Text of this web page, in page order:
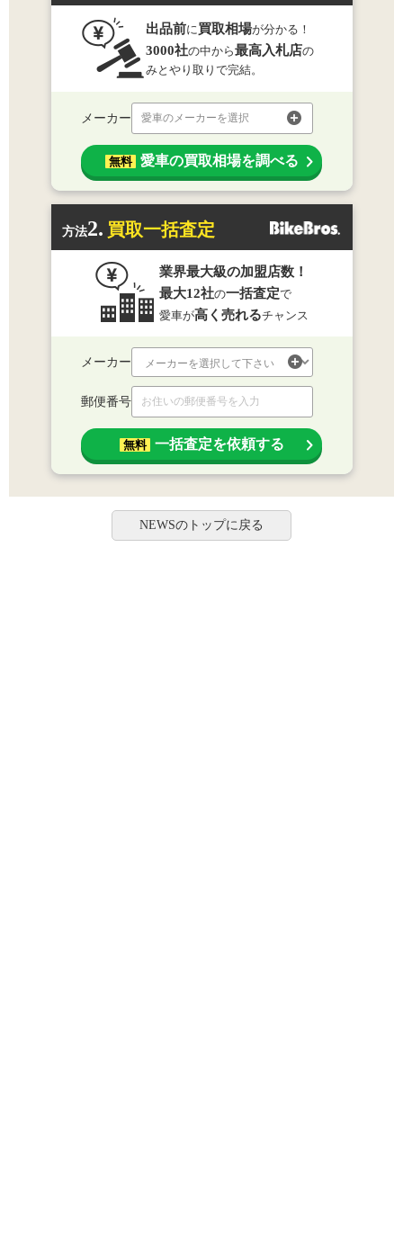
出品前に買取相場が分かる！
3000社の中から最高入札店の
みとやり取りで完結。
メーカー 愛車のメーカーを選択
無料 愛車の買取相場を調べる
方法2. 買取一括査定
業界最大級の加盟店数！
最大12社の一括査定で
愛車が高く売れるチャンス
メーカー
郵便番号
無料 一括査定を依頼する
NEWSのトップに戻る